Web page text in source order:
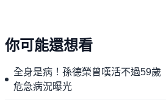
你可能還想看
全身是病！孫德榮曾嘆活不過59
危急病況曝光